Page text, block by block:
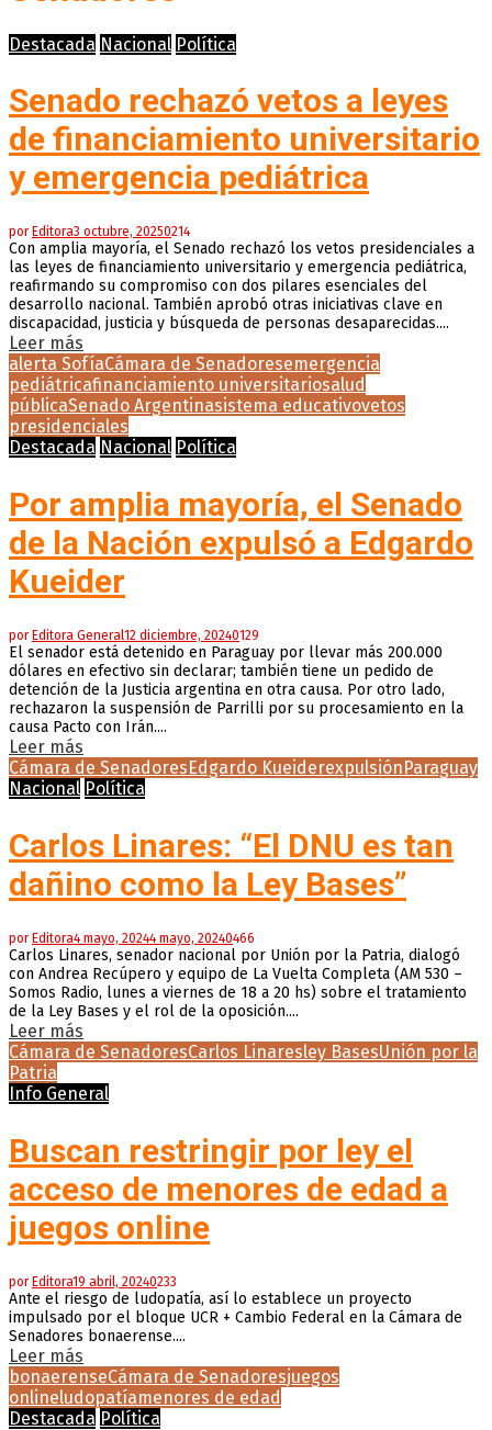
Destacada Nacional Política
Senado rechazó vetos a leyes
de financiamiento universitario
y emergencia pediátrica
por Editora3 octubre, 20250214
Con amplia mayoría, el Senado rechazó los vetos presidenciales a
las leyes de financiamiento universitario y emergencia pediátrica,
reafirmando su compromiso con dos pilares esenciales del
desarrollo nacional. También aprobó otras iniciativas clave en
discapacidad, justicia y búsqueda de personas desaparecidas....
Leer más
alerta SofíaCámara de Senadoresemergencia
pediátricafinanciamiento universitariosalud
públicaSenado Argentinasistema educativovetos
presidenciales
Destacada Nacional Política
Por amplia mayoría, el Senado
de la Nación expulsó a Edgardo
Kueider
por Editora General12 diciembre, 20240129
El senador está detenido en Paraguay por llevar más 200.000
dólares en efectivo sin declarar; también tiene un pedido de
detención de la Justicia argentina en otra causa. Por otro lado,
rechazaron la suspensión de Parrilli por su procesamiento en la
causa Pacto con Irán....
Leer más
Cámara de SenadoresEdgardo KueiderexpulsiónParaguay
Nacional Política
Carlos Linares: “El DNU es tan
dañino como la Ley Bases”
porEditora4 mayo, 20244 mayo, 20240466
Carlos Linares, senador nacional por Unión por la Patria, dialogó
con Andrea Recúpero y equipo de La Vuelta Completa (AM 530 –
Somos Radio, lunes a viernes de 18 a 20 hs) sobre el tratamiento
de la Ley Bases y el rol de la oposición....
Leer más
Cámara de SenadoresCarlos Linaresley BasesUnión por la
Patria
Info General
Buscan restringir por ley el
acceso de menores de edad a
juegos online
porEditora19 abril, 20240233
Ante el riesgo de ludopatía, así lo establece un proyecto
impulsado por el bloque UCR + Cambio Federal en la Cámara de
Senadores bonaerense....
Leer más
bonaerenseCámara de Senadoresjuegos
onlineludopatíamenores de edad
Destacada Política